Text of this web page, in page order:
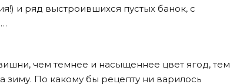
и ряд выстроившихся пустых банок, с
чем темнее и насыщеннее цвет ягод, тем
зиму. По какому бы рецепту ни варилось